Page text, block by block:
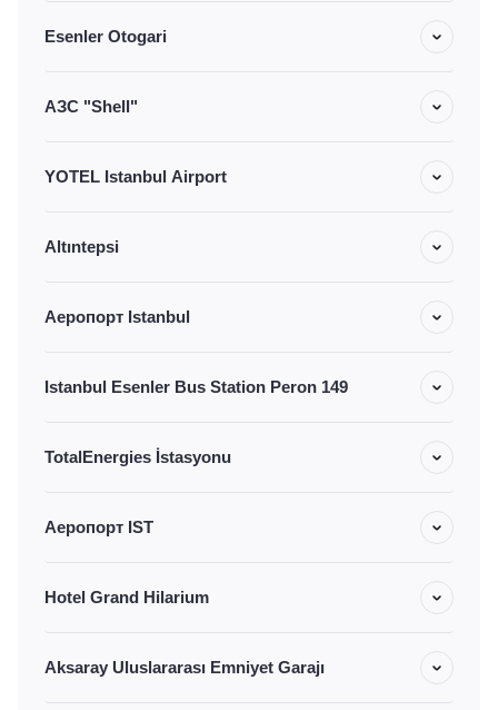
Esenler Otogari
АЗС "Shell"
YOTEL Istanbul Airport
Altıntepsi
Аеропорт Istanbul
Istanbul Esenler Bus Station Peron 149
TotalEnergies İstasyonu
Аеропорт IST
Hotel Grand Hilarium
Aksaray Uluslararası Emniyet Garajı